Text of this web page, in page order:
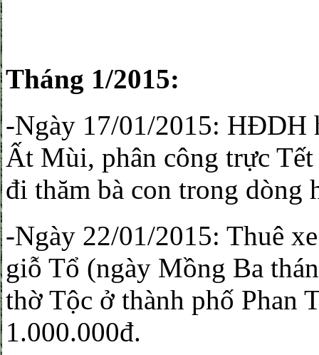
Tháng 1/2015:
-Ngày 17/01/2015: HĐDH
Ất Mùi, phân công trực
đi thăm bà con trong dòng
-Ngày 22/01/2015: Thuê
giỗ Tổ (ngày Mồng Ba
thờ Tộc ở thành phố Phan
1.000.000đ.